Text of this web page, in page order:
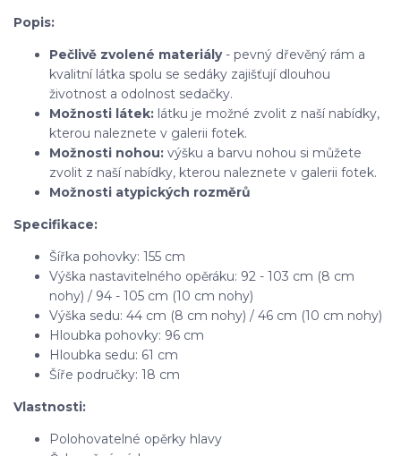
Popis:
Pečlivě zvolené materiály- pevný dřevěný rám a
kvalitní látka spolu se sedáky zajišťují dlouhou
životnost a odolnost sedačky.
Možnosti látek: látku je možné zvolit z naší nabídky,
kterou naleznete v galerii fotek.
Možnosti nohou: výšku a barvu nohou si můžete
zvolit z naší nabídky, kterou naleznete v galerii fotek.
Možnosti atypických rozměrů
Specifikace:
Šířka pohovky: 155 cm
Výška nastavitelného opěráku: 92 - 103 cm (8 cm
nohy) / 94 - 105 cm (10 cm nohy)
Výška sedu: 44 cm (8 cm nohy) / 46 cm (10 cm nohy)
Hloubka pohovky: 96 cm
Hloubka sedu: 61 cm
Šíře područky: 18 cm
Vlastnosti:
Polohovatelné opěrky hlavy